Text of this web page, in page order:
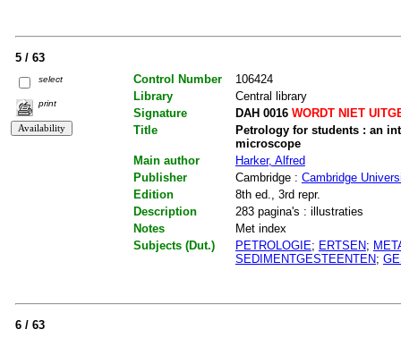
5 / 63
select
print
Control Number
106424
Library
Central library
Signature
DAH 0016WORDT NIET
Title
Petrology for students : an
microscope
Main author
Harker, Alfred
Publisher
Cambridge : Cambridge
Edition
8th ed., 3rd repr.
Description
283 pagina's : illustraties
Notes
Met index
Subjects (Dut.)
PETROLOGIE; ERTSEN;
SEDIMENTGESTEENTEN;
6 / 63